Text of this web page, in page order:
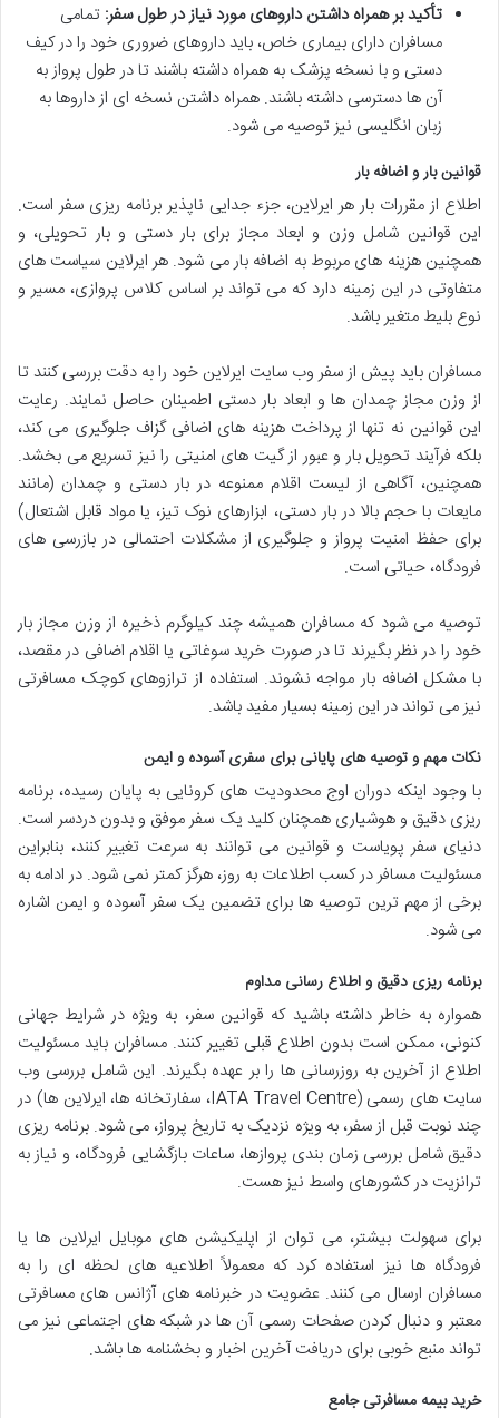
تأکید بر همراه داشتن داروهای مورد نیاز در طول سفر: تمامی
مسافران دارای بیماری خاص، باید داروهای ضروری خود را در کیف
دستی و با نسخه پزشک به همراه داشته باشند تا در طول پرواز به
آن ها دسترسی داشته باشند. همراه داشتن نسخه ای از داروها به
زبان انگلیسی نیز توصیه می شود.
قوانین بار و اضافه بار
اطلاع از مقررات بار هر ایرلاین، جزء جدایی ناپذیر برنامه ریزی سفر است.
این قوانین شامل وزن و ابعاد مجاز برای بار دستی و بار تحویلی، و
همچنین هزینه های مربوط به اضافه بار می شود. هر ایرلاین سیاست های
متفاوتی در این زمینه دارد که می تواند بر اساس کلاس پروازی، مسیر و
نوع بلیط متغیر باشد.
مسافران باید پیش از سفر وب سایت ایرلاین خود را به دقت بررسی کنند تا
از وزن مجاز چمدان ها و ابعاد بار دستی اطمینان حاصل نمایند. رعایت
این قوانین نه تنها از پرداخت هزینه های اضافی گزاف جلوگیری می کند،
بلکه فرآیند تحویل بار و عبور از گیت های امنیتی را نیز تسریع می بخشد.
همچنین، آگاهی از لیست اقلام ممنوعه در بار دستی و چمدان (مانند
مایعات با حجم بالا در بار دستی، ابزارهای نوک تیز، یا مواد قابل اشتعال)
برای حفظ امنیت پرواز و جلوگیری از مشکلات احتمالی در بازرسی های
فرودگاه، حیاتی است.
توصیه می شود که مسافران همیشه چند کیلوگرم ذخیره از وزن مجاز بار
خود را در نظر بگیرند تا در صورت خرید سوغاتی یا اقلام اضافی در مقصد،
با مشکل اضافه بار مواجه نشوند. استفاده از ترازوهای کوچک مسافرتی
نیز می تواند در این زمینه بسیار مفید باشد.
نکات مهم و توصیه های پایانی برای سفری آسوده و ایمن
با وجود اینکه دوران اوج محدودیت های کرونایی به پایان رسیده، برنامه
ریزی دقیق و هوشیاری همچنان کلید یک سفر موفق و بدون دردسر است.
دنیای سفر پویاست و قوانین می توانند به سرعت تغییر کنند، بنابراین
مسئولیت مسافر در کسب اطلاعات به روز، هرگز کمتر نمی شود. در ادامه به
برخی از مهم ترین توصیه ها برای تضمین یک سفر آسوده و ایمن اشاره
می شود.
برنامه ریزی دقیق و اطلاع رسانی مداوم
همواره به خاطر داشته باشید که قوانین سفر، به ویژه در شرایط جهانی
کنونی، ممکن است بدون اطلاع قبلی تغییر کنند. مسافران باید مسئولیت
اطلاع از آخرین به روزرسانی ها را بر عهده بگیرند. این شامل بررسی وب
سایت های رسمی (IATA Travel Centre، سفارتخانه ها، ایرلاین ها) در
چند نوبت قبل از سفر، به ویژه نزدیک به تاریخ پرواز، می شود. برنامه ریزی
دقیق شامل بررسی زمان بندی پروازها، ساعات بازگشایی فرودگاه، و نیاز به
ترانزیت در کشورهای واسط نیز هست.
برای سهولت بیشتر، می توان از اپلیکیشن های موبایل ایرلاین ها یا
فرودگاه ها نیز استفاده کرد که معمولاً اطلاعیه های لحظه ای را به
مسافران ارسال می کنند. عضویت در خبرنامه های آژانس های مسافرتی
معتبر و دنبال کردن صفحات رسمی آن ها در شبکه های اجتماعی نیز می
تواند منبع خوبی برای دریافت آخرین اخبار و بخشنامه ها باشد.
خرید بیمه مسافرتی جامع